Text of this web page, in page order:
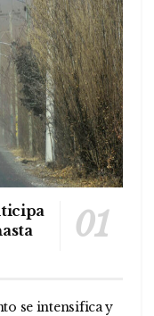
se intensifica y